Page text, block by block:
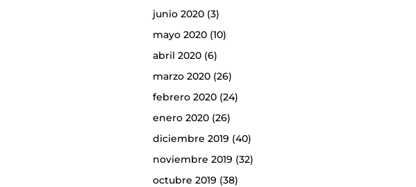
junio 2020(3)
mayo 2020(10)
abril 2020(6)
marzo 2020(26)
febrero 2020(24)
enero 2020(26)
diciembre 2019 (40)
noviembre 2019 (32)
octubre 2019 (38)